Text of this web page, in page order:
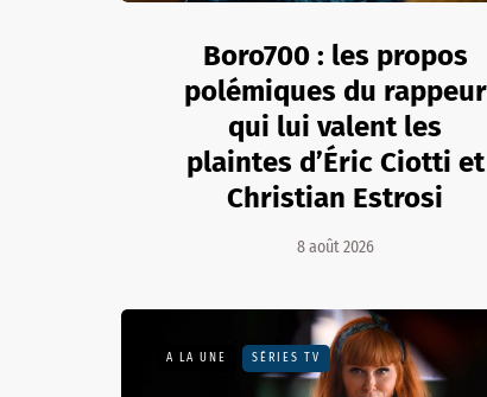
Boro700 : les propos
polémiques du rappeur
qui lui valent les
plaintes d’Éric Ciotti et
Christian Estrosi
8 août 2026
A LA UNE SÉRIES TV